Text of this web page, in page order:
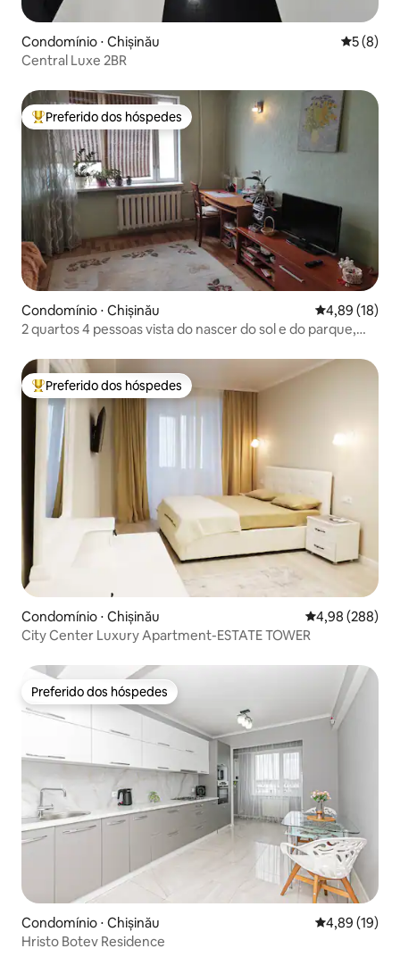
Condomínio ⋅ Chișinău 5 de
5 (8)
Central Luxe 2BR
Entre os melhores preferidos dos hóspedes
Preferido dos hóspedes
Condomínio ⋅ Chișinău 4,89 de uma
4,89 (18)
2 quartos 4 pessoas vista do nascer do sol e do parque,
Entre os melhores preferidos dos hóspedes
Preferido dos hóspedes
Condomínio ⋅ Chișinău 4,98 de uma
4,98 (288)
City Center Luxury Apartment-ESTATE TOWER
Preferido dos hóspedes
Preferido dos hóspedes
Condomínio ⋅ Chișinău 4,89 de uma
4,89 (19)
Hristo Botev Residence